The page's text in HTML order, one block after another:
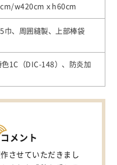
w420cmｘh60cm
巾、周囲縫製、上部棒袋
1C（DIC-148）、防炎加
メント
させていただきまし